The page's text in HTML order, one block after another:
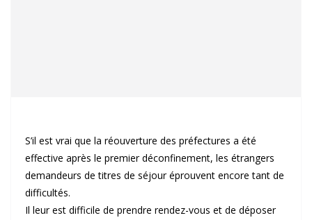
S’il est vrai que la réouverture des préfectures a été
effective après le premier déconfinement, les étrangers
demandeurs de titres de séjour éprouvent encore tant de
difficultés.
Il leur est difficile de prendre rendez-vous et de déposer